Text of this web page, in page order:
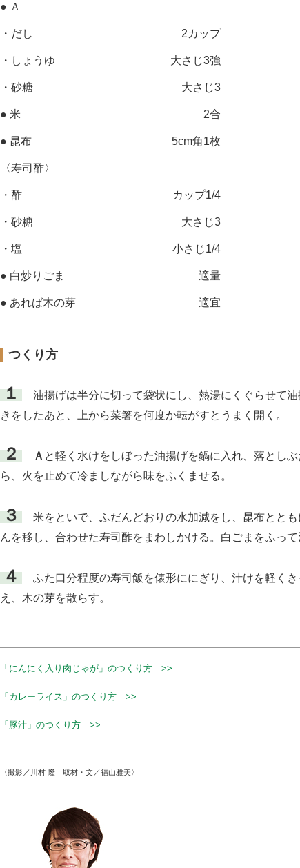
● Ａ
・だし 2カップ
・しょうゆ 大さじ3強
・砂糖 大さじ3
● 米 2合
● 昆布 5cm角1枚
〈寿司酢〉
・酢 カップ1/4
・砂糖 大さじ3
・塩 小さじ1/4
● 白炒りごま 適量
● あれば木の芽 適宜
つくり方
１
油揚げは半分に切って袋状にし、熱湯にくぐらせて
きをしたあと、上から菜箸を何度か転がすとうまく開く。
２ Ａ と軽く水けをしぼった油揚げを鍋に入れ、落とし
ら、火を止めて冷ましながら味をふくませる。
３
米をといで、ふだんどおりの水加減をし、昆布とと
んを移し、合わせた寿司酢をまわしかける。白ごまをふって
４ ふた口分程度の寿司飯を俵形ににぎり、汁けを軽くき
え、木の芽を散らす。
「にんにく入り肉じゃが」のつくり方 >>
「カレーライス」のつくり方 >>
「豚汁」のつくり方 >>
〈撮影／川村 隆 取材・文／福山雅美〉